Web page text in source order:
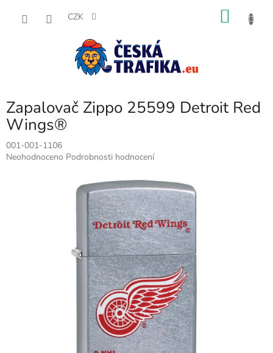
CZK
Zapalovač Zippo 25599 Detroit Red
Wings®
001-001-1106
Průměrné
Neohodnoceno Podrobnosti hodnocení